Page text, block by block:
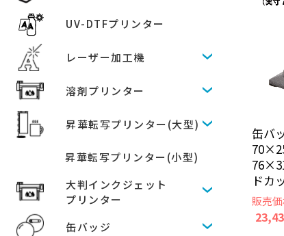
UV-DTFプリンター
レーザー加工機
溶剤プリンター
昇華転写プリンター(大型)
昇華転写プリンター(小型)
大判インクジェット
プリンター
缶バッジ
缶バ
ドカ
販売価